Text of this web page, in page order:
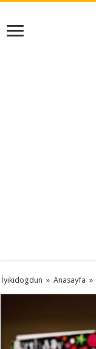
İyikidogdun » Anasayfa »